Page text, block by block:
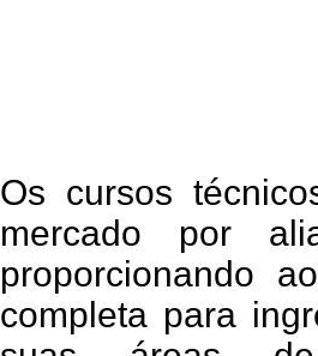
Os cursos
mercado por
proporcionando
completa para